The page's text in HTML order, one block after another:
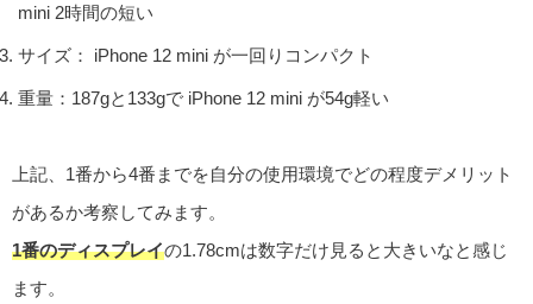
mini 2時間の短い
サイズ： iPhone 12 mini が一回りコンパクト
重量：187gと133gで iPhone 12 mini が54g軽い
上記、1番から4番までを自分の使用環境でどの程度デメリット
があるか考察してみます。
1番のディスプレイの1.78cmは数字だけ見ると大きいなと感じ
ます。